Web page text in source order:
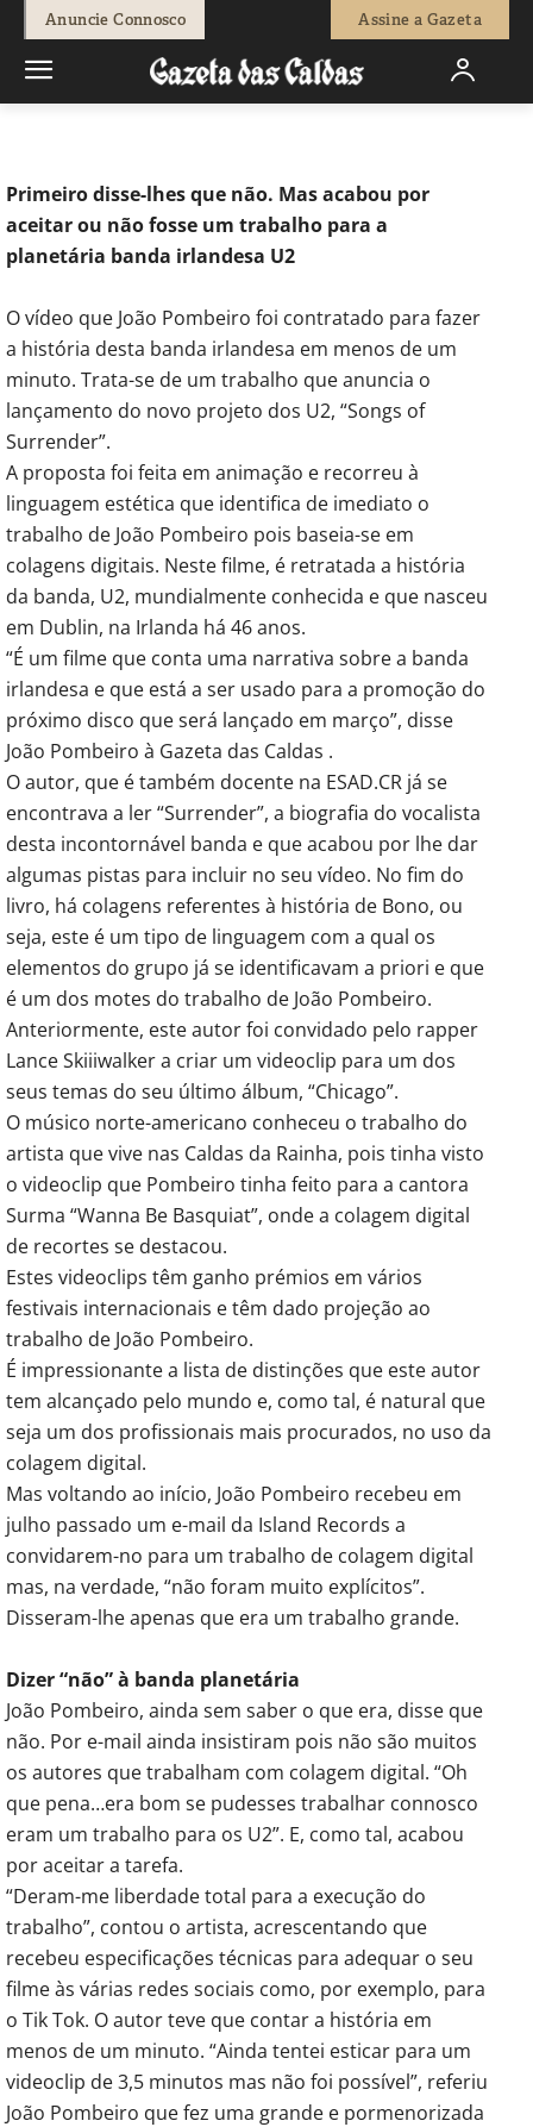
Anuncie Connosco Assine a Gazeta
Natacha Narciso 395 0
Primeiro disse-lhes que não. Mas acabou por
aceitar ou não fosse um trabalho para a
planetária banda irlandesa U2
O vídeo que João Pombeiro foi contratado para fazer
a história desta banda irlandesa em menos de um
minuto. Trata-se de um trabalho que anuncia o
lançamento do novo projeto dos U2, “Songs of
Surrender”.
A proposta foi feita em animação e recorreu à
linguagem estética que identifica de imediato o
trabalho de João Pombeiro pois baseia-se em
colagens digitais. Neste filme, é retratada a história
da banda, U2, mundialmente conhecida e que nasceu
em Dublin, na Irlanda há 46 anos.
“É um filme que conta uma narrativa sobre a banda
irlandesa e que está a ser usado para a promoção do
próximo disco que será lançado em março”, disse
João Pombeiro à Gazeta das Caldas .
O autor, que é também docente na ESAD.CR já se
encontrava a ler “Surrender”, a biografia do vocalista
desta incontornável banda e que acabou por lhe dar
algumas pistas para incluir no seu vídeo. No fim do
livro, há colagens referentes à história de Bono, ou
seja, este é um tipo de linguagem com a qual os
elementos do grupo já se identificavam a priori e que
é um dos motes do trabalho de João Pombeiro.
Anteriormente, este autor foi convidado pelo rapper
Lance Skiiiwalker a criar um videoclip para um dos
seus temas do seu último álbum, “Chicago”.
O músico norte-americano conheceu o trabalho do
artista que vive nas Caldas da Rainha, pois tinha visto
o videoclip que Pombeiro tinha feito para a cantora
Surma “Wanna Be Basquiat”, onde a colagem digital
de recortes se destacou.
Estes videoclips têm ganho prémios em vários
festivais internacionais e têm dado projeção ao
trabalho de João Pombeiro.
É impressionante a lista de distinções que este autor
tem alcançado pelo mundo e, como tal, é natural que
seja um dos profissionais mais procurados, no uso da
colagem digital.
Mas voltando ao início, João Pombeiro recebeu em
julho passado um e-mail da Island Records a
convidarem-no para um trabalho de colagem digital
mas, na verdade, “não foram muito explícitos”.
Disseram-lhe apenas que era um trabalho grande.
Dizer “não” à banda planetária
João Pombeiro, ainda sem saber o que era, disse que
não. Por e-mail ainda insistiram pois não são muitos
os autores que trabalham com colagem digital. “Oh
que pena…era bom se pudesses trabalhar connosco
eram um trabalho para os U2”. E, como tal, acabou
por aceitar a tarefa.
“Deram-me liberdade total para a execução do
trabalho”, contou o artista, acrescentando que
recebeu especificações técnicas para adequar o seu
filme às várias redes sociais como, por exemplo, para
o Tik Tok. O autor teve que contar a história em
menos de um minuto. “Ainda tentei esticar para um
videoclip de 3,5 minutos mas não foi possível”, referiu
João Pombeiro que fez uma grande e pormenorizada